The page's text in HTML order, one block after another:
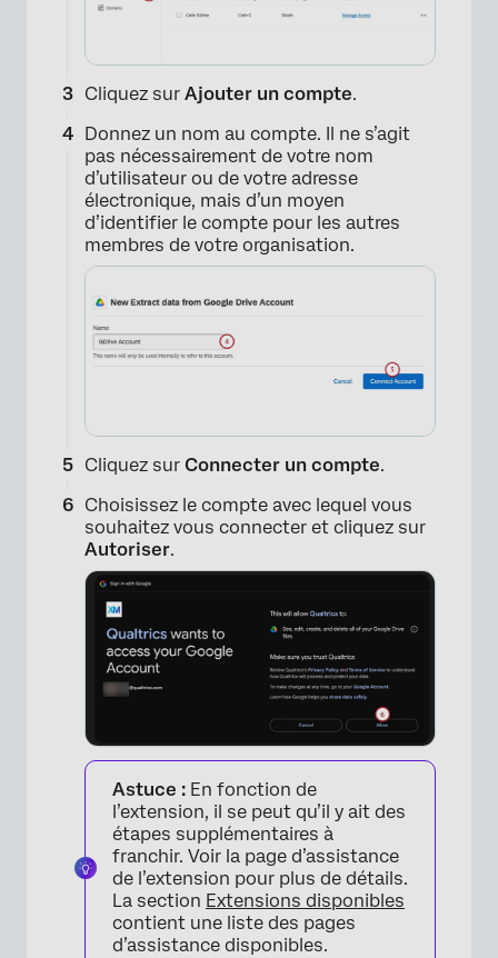
×
Cliquez sur Ajouter un compte.
Donnez un nom au compte. Il ne s’agit
pas nécessairement de votre nom
d’utilisateur ou de votre adresse
électronique, mais d’un moyen
d’identifier le compte pour les autres
membres de votre organisation.
Cliquez sur Connecter un compte.
Choisissez le compte avec lequel vous
souhaitez vous connecter et cliquez sur
Autoriser.
Astuce : En fonction de
l’extension, il se peut qu’il y ait des
étapes supplémentaires à
franchir. Voir la page d’assistance
de l’extension pour plus de détails.
La section Extensions disponibles
contient une liste des pages
d’assistance disponibles.